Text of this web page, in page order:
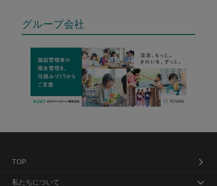
グループ会社
TOP
私たちについて